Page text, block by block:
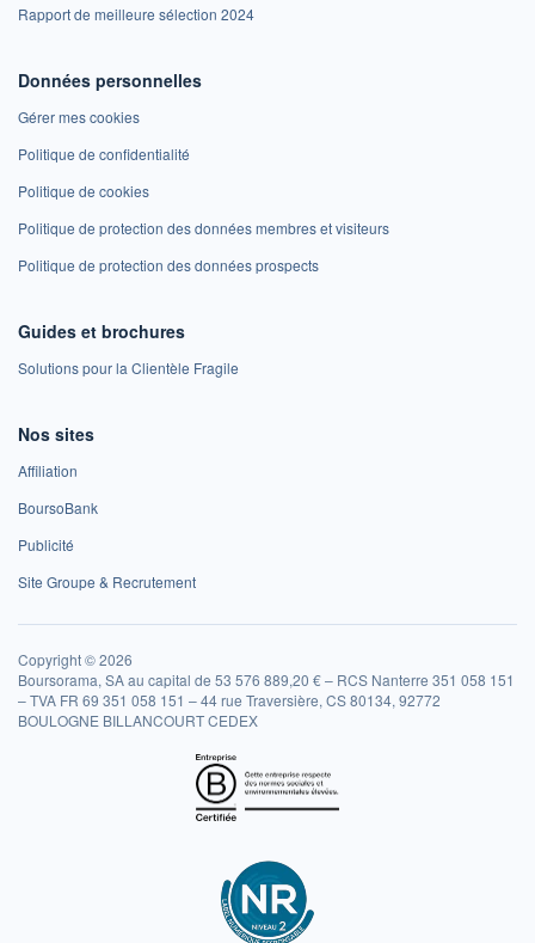
Rapport de meilleure sélection 2024
Données personnelles
Gérer mes cookies
Politique de confidentialité
Politique de cookies
Politique de protection des données membres et visiteurs
Politique de protection des données prospects
Guides et brochures
Solutions pour la Clientèle Fragile
Nos sites
Affiliation
BoursoBank
Publicité
Site Groupe & Recrutement
Copyright © 2026
Boursorama, SA au capital de 53 576 889,20 € – RCS Nanterre 351 058 151
– TVA FR 69 351 058 151 – 44 rue Traversière, CS 80134, 92772
BOULOGNE BILLANCOURT CEDEX